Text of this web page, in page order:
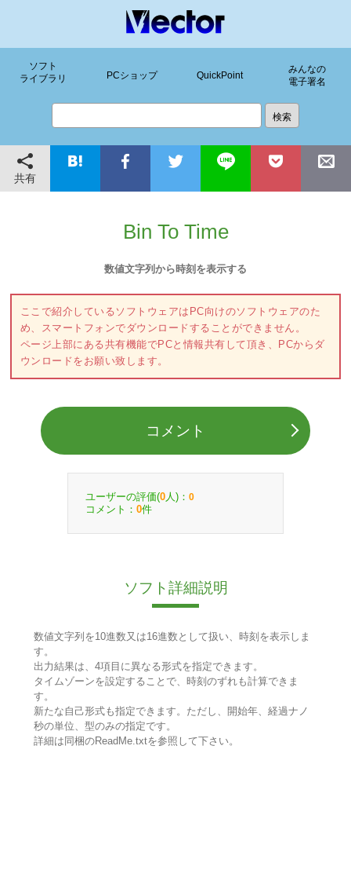
ソフト
ライブラリ
PCショップ QuickPoint
みんなの
電子署名
共有
Bin To Time
数値文字列から時刻を表示する
ここで紹介しているソフトウェアはPC向けのソフトウェアのた
め、スマートフォンでダウンロードすることができません。
ページ上部にある共有機能でPCと情報共有して頂き、PCからダ
ウンロードをお願い致します。
コメント
ユーザーの評価(0 人)： 0
コメント： 0件
ソフト詳細説明
数値文字列を10進数又は16進数として扱い、時刻を表示しま
す。
出力結果は、4項目に異なる形式を指定できます。
タイムゾーンを設定することで、時刻のずれも計算できま
す。
新たな自己形式も指定できます。ただし、開始年、経過ナノ
秒の単位、型のみの指定です。
詳細は同梱のReadMe.txtを参照して下さい。